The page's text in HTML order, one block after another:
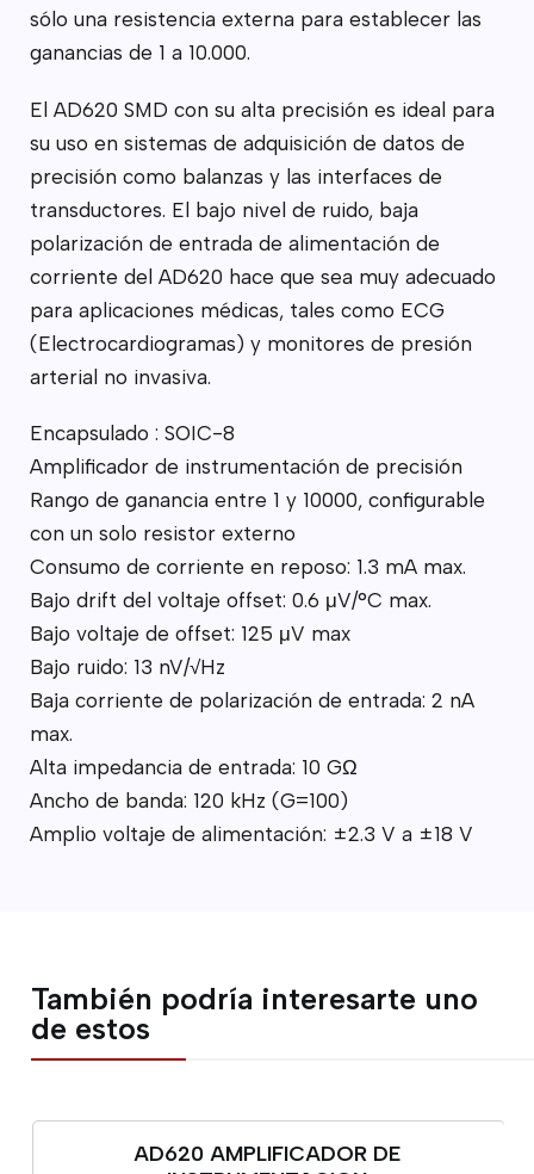
sólo una resistencia externa para establecer las
ganancias de 1 a 10.000.
El AD620 SMD con su alta precisión es ideal para
su uso en sistemas de adquisición de datos de
precisión como balanzas y las interfaces de
transductores. El bajo nivel de ruido, baja
polarización de entrada de alimentación de
corriente del AD620 hace que sea muy adecuado
para aplicaciones médicas, tales como ECG
(Electrocardiogramas) y monitores de presión
arterial no invasiva.
Encapsulado : SOIC-8
Amplificador de instrumentación de precisión
Rango de ganancia entre 1 y 10000, configurable
con un solo resistor externo
Consumo de corriente en reposo: 1.3 mA max.
Bajo drift del voltaje offset: 0.6 μV/°C max.
Bajo voltaje de offset: 125 μV max
Bajo ruido: 13 nV/√Hz
Baja corriente de polarización de entrada: 2 nA
max.
Alta impedancia de entrada: 10 GΩ
Ancho de banda: 120 kHz (G=100)
Amplio voltaje de alimentación: ±2.3 V a ±18 V
También podría interesarte uno
de estos
AD620 AMPLIFICADOR DE